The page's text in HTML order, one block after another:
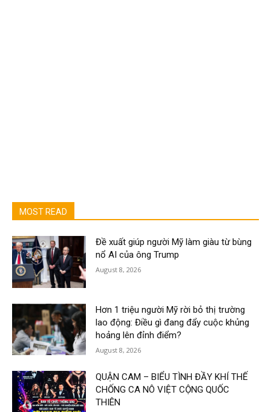
MOST READ
Đề xuất giúp người Mỹ làm giàu từ bùng
nổ AI của ông Trump
August 8, 2026
Hơn 1 triệu người Mỹ rời bỏ thị trường
lao động: Điều gì đang đẩy cuộc khủng
hoảng lên đỉnh điểm?
August 8, 2026
QUẬN CAM – BIỂU TÌNH ĐẦY KHÍ THẾ
CHỐNG CA NÔ VIỆT CỘNG QUỐC
THIÊN